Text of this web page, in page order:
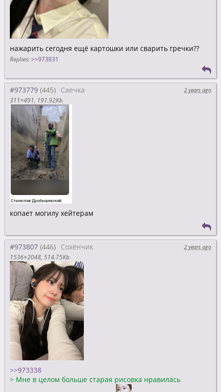
нажарить сегодня ещё картошки или сварить гречки??
Replies: >>973831
#973779 Саечка
2 years ago
311×491 191.92Kb
копает могилу хейтерам
#973807 Сохёнчик
2 years ago
1536×2048 514.75Kb
>>973338
> Мне в целом больше старая рисовка нравилась